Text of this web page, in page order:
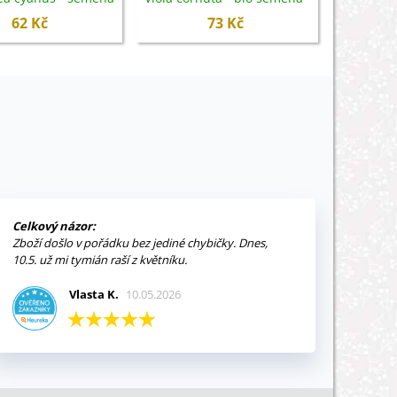
- 30 ks
62 Kč
20 ks
73 Kč
Celkový názor:
Zboží došlo v pořádku bez jediné chybičky. Dnes,
10.5. už mi tymián raší z květníku.
Vlasta K. 10.05.2026